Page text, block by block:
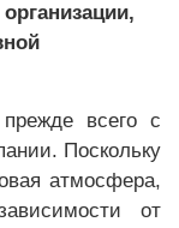
всего с
Поскольку
атмосфера,
от